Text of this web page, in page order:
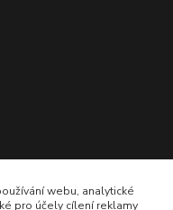
webu, analytické
pro účely cílení reklamy